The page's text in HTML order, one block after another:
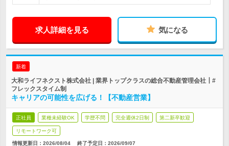
求人詳細を見る 気になる
新着
大和ライフネクスト株式会社 | 業界トップクラスの総合不動産管理会社┃#
フレックスタイム制
キャリアの可能性を広げる！【不動産営業】
正社員 業種未経験OK 学歴不問 完全週休2日制 第二新卒歓迎
リモートワーク可
情報更新日：2026/08/04 終了予定日： 2026/09/07